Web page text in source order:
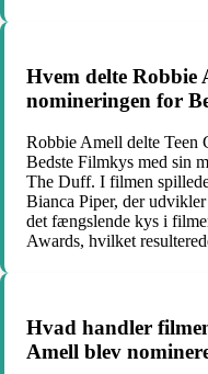
Hvem delte Robbie
nomineringen for
Robbie Amell delte Teen
Bedste Filmkys med sin
The Duff. I filmen
Bianca Piper, der
det fængslende kys i
Awards, hvilket
Hvad handler
Amell blev